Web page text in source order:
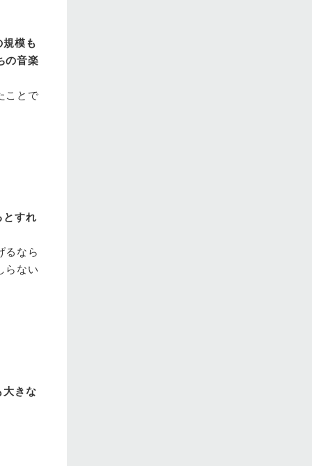
規模も
の音楽
ことで
とすれ
るなら
らない
大きな